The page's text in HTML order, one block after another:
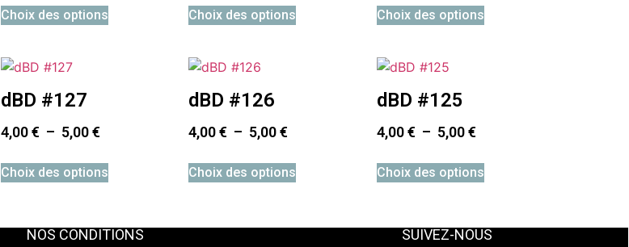
Choix des options Choix des options Choix des options
dBD #127
4,00€ – 5,00€
Choix des options
dBD #126
4,00€ – 5,00€
Choix des options
dBD #125
4,00€ – 5,00€
Choix des options
NOS CONDITIONS SUIVEZ-NOUS